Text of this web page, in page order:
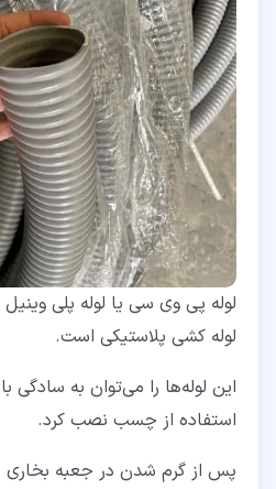
لوله پی وی سی یا لوله پلی وینیل
لوله کشی پلاستیکی است.
این لوله‌ها را می‌توان به سادگی
استفاده از چسب نصب کرد.
پس از گرم شدن در جعبه بخاری